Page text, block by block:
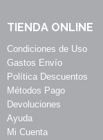
TIENDA ONLINE
Condiciones de Uso
Gastos Envío
Política Descuentos
Métodos Pago
Devoluciones
Ayuda
Mi Cuenta